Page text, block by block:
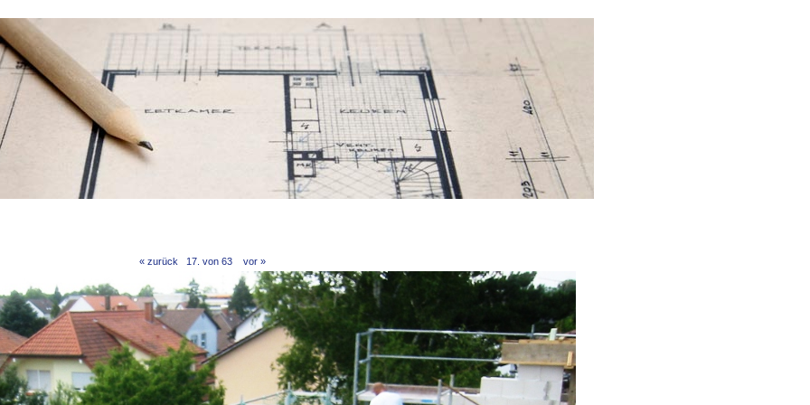
« zurück 17. von 63 vor »